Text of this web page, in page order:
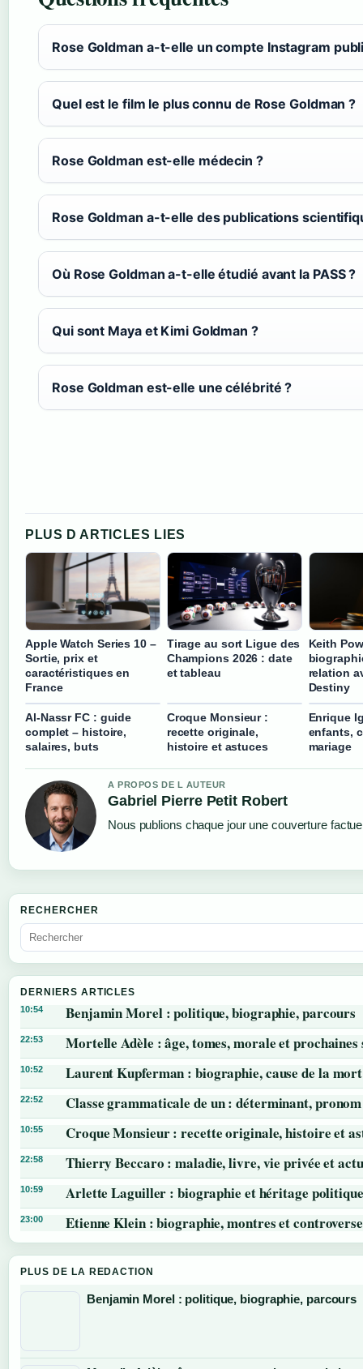
Rose Goldman a-t-elle un compte Instagram
Quel est le film le plus connu de Rose Goldman ?
Rose Goldman est-elle médecin ?
Rose Goldman a-t-elle des publications
Où Rose Goldman a-t-elle étudié avant la PASS ?
Qui sont Maya et Kimi Goldman ?
Rose Goldman est-elle une célébrité ?
PLUS D ARTICLES LIES
Apple Watch Series 10 –
Sortie, prix et
caractéristiques en
France
Tirage au sort Ligue des
Champions 2026 : date
et tableau
Keith
relation
Destiny
Al-Nassr FC : guide
complet – histoire,
salaires, buts
Croque Monsieur :
recette originale,
histoire et astuces
Enrique
enfants,
mariage
A PROPOS DE L AUTEUR
Gabriel Pierre Petit Robert
Nous publions chaque jour une couverture
RECHERCHER
DERNIERS ARTICLES
10:54 Benjamin Morel : politique, biographie, parcours
22:53 Mortelle Adèle : âge, tomes, morale et prochaines
10:52 Laurent Kupferman : biographie, cause de la
22:52 Classe grammaticale de un : déterminant,
10:55 Croque Monsieur : recette originale, histoire et
22:58 Thierry Beccaro : maladie, livre, vie privée et
10:59 Arlette Laguiller : biographie et héritage politique
23:00 Etienne Klein : biographie, montres et
PLUS DE LA REDACTION
Benjamin Morel : politique, biographie, parcours